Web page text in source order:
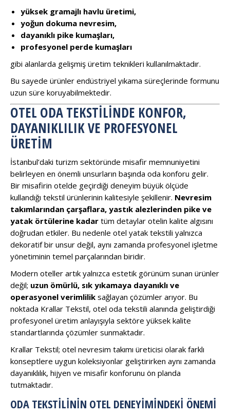
yüksek gramajlı havlu üretimi,
yoğun dokuma nevresim,
dayanıklı pike kumaşları,
profesyonel perde kumaşları
gibi alanlarda gelişmiş üretim teknikleri kullanılmaktadır.
Bu sayede ürünler endüstriyel yıkama süreçlerinde formunu
uzun süre koruyabilmektedir.
OTEL ODA TEKSTILINDE KONFOR,
DAYANIKLILIK VE PROFESYONEL
ÜRETIM
İstanbul’daki turizm sektöründe misafir memnuniyetini
belirleyen en önemli unsurların başında oda konforu gelir.
Bir misafirin otelde geçirdiği deneyim büyük ölçüde
kullandığı tekstil ürünlerinin kalitesiyle şekillenir. Nevresim
takımlarından çarşaflara, yastık alezlerinden pike ve
yatak örtülerine kadar tüm detaylar otelin kalite algısını
doğrudan etkiler. Bu nedenle otel yatak tekstili yalnızca
dekoratif bir unsur değil, aynı zamanda profesyonel işletme
yönetiminin temel parçalarından biridir.
Modern oteller artık yalnızca estetik görünüm sunan ürünler
değil; uzun ömürlü, sık yıkamaya dayanıklı ve
operasyonel verimlilik sağlayan çözümler arıyor. Bu
noktada Krallar Tekstil, otel oda tekstili alanında geliştirdiği
profesyonel üretim anlayışıyla sektöre yüksek kalite
standartlarında çözümler sunmaktadır.
Krallar Tekstil; otel nevresim takımı üreticisi olarak farklı
konseptlere uygun koleksiyonlar geliştirirken aynı zamanda
dayanıklılık, hijyen ve misafir konforunu ön planda
tutmaktadır.
ODA TEKSTILININ OTEL DENEYIMINDEKI ÖNEMI